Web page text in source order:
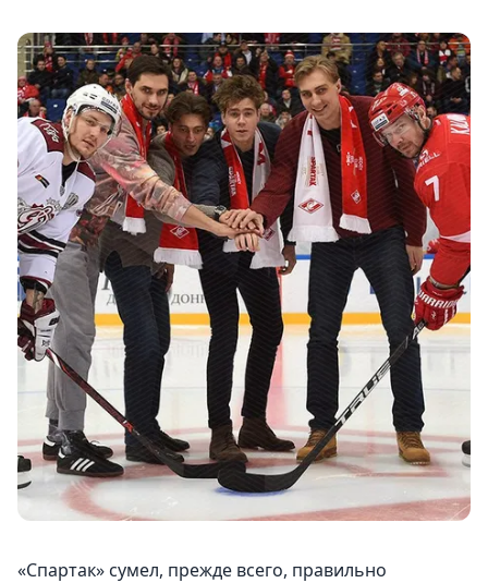
«Спартак» сумел, прежде всего, правильно